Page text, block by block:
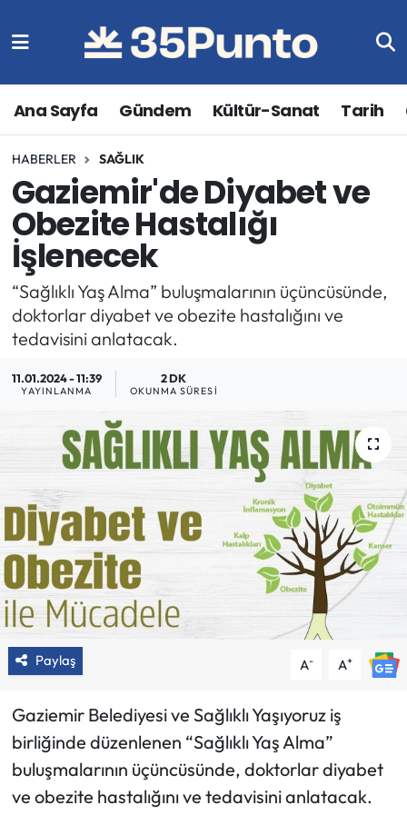
Ana Sayfa Gündem Kültür-Sanat Tarih
HABERLER SAĞLIK
Gaziemir'de Diyabet ve
Obezite Hastalığı
İşlenecek
“Sağlıklı Yaş Alma” buluşmalarının üçüncüsünde,
doktorlar diyabet ve obezite hastalığını ve
tedavisini anlatacak.
11.01.2024 - 11:39
YAYINLANMA
2 DK
OKUNMA SÜRESI
Paylaş A- A+
Gaziemir Belediyesi ve Sağlıklı Yaşıyoruz iş
birliğinde düzenlenen “Sağlıklı Yaş Alma”
buluşmalarının üçüncüsünde, doktorlar diyabet
ve obezite hastalığını ve tedavisini anlatacak.